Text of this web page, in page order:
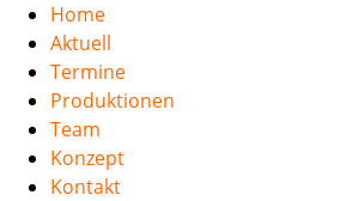
Home
Aktuell
Termine
Produktionen
Team
Konzept
Kontakt